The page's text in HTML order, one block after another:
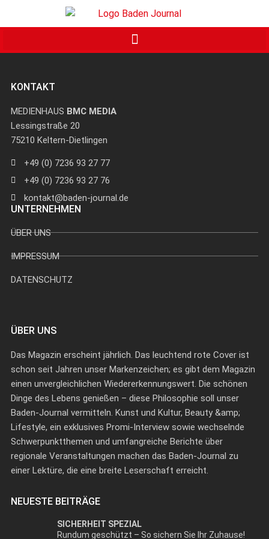
KONTAKT
MEDIENHAUS BMC MEDIA
Lessingstraße 20
75210 Keltern-Dietlingen
+49 (0) 7236 93 27 77
+49 (0) 7236 93 27 76
kontakt@baden-journal.de
UNTERNEHMEN
ÜBER UNS
IMPRESSUM
DATENSCHUTZ
ÜBER UNS
Das Magazin erscheint jährlich. Das leuchtend rote Cover ist
schon seit Jahren unser Markenzeichen; es gibt dem Magazin
einen unvergleichlichen Wiedererkennungswert. Die schönen
Dinge des Lebens genießen – diese Philosophie soll unser
Baden-Journal vermitteln. Kunst und Kultur, Beauty &amp;
Lifestyle, ein exklusives Promi-Interview sowie wechselnde
Schwerpunktthemen und umfangreiche Berichte über
regionale Veranstaltungen machen das Baden-Journal zu
einer Lektüre, die eine breite Leserschaft erreicht.
NEUESTE BEITRÄGE
SICHERHEIT SPEZIAL
Rundum geschützt – So sichern Sie Ihr Zuhause!